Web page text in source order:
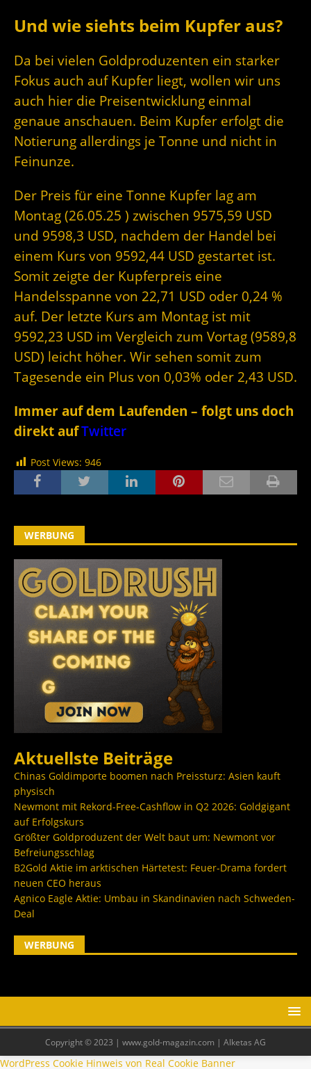
Und wie siehts beim Kupfer aus?
Da bei vielen Goldproduzenten ein starker
Fokus auch auf Kupfer liegt, wollen wir uns
auch hier die Preisentwicklung einmal
genaue anschauen. Beim Kupfer erfolgt die
Notierung allerdings je Tonne und nicht in
Feinunze.
Der Preis für eine Tonne Kupfer lag am
Montag (26.05.25 ) zwischen 9575,59 USD
und 9598,3 USD, nachdem der Handel bei
einem Kurs von 9592,44 USD gestartet ist.
Somit zeigte der Kupferpreis eine
Handelsspanne von 22,71 USD oder 0,24 %
auf. Der letzte Kurs am Montag ist mit
9592,23 USD im Vergleich zum Vortag (9589,8
USD) leicht höher. Wir sehen somit zum
Tagesende ein Plus von 0,03% oder 2,43 USD.
Immer auf dem Laufenden – folgt uns doch
direkt aufTwitter
Post Views: 946
WERBUNG
Aktuellste Beiträge
Chinas Goldimporte boomen nach Preissturz: Asien kauft
physisch
Newmont mit Rekord-Free-Cashflow in Q2 2026: Goldgigant
auf Erfolgskurs
Größter Goldproduzent der Welt baut um: Newmont vor
Befreiungsschlag
B2Gold Aktie im arktischen Härtetest: Feuer-Drama fordert
neuen CEO heraus
Agnico Eagle Aktie: Umbau in Skandinavien nach Schweden-
Deal
WERBUNG
Copyright © 2023 | www.gold-magazin.com | Alketas AG
WordPress Cookie Hinweis von Real Cookie Banner